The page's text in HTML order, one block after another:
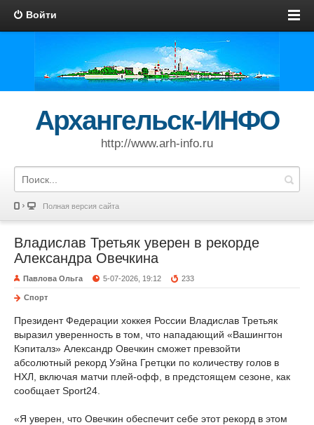
Войти
Архангельск-ИНФО
http://www.arh-info.ru
Полная версия сайта
Владислав Третьяк уверен в рекорде
Александра Овечкина
Павлова Ольга 5-07-2026, 19:12 233
Спорт
Президент Федерации хоккея России Владислав Третьяк
выразил уверенность в том, что нападающий «Вашингтон
Кэпиталз» Александр Овечкин сможет превзойти
абсолютный рекорд Уэйна Гретцки по количеству голов в
НХЛ, включая матчи плей-офф, в предстоящем сезоне, как
сообщает Sport24.
«Я уверен, что Овечкин обеспечит себе этот рекорд в этом